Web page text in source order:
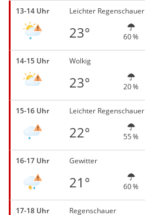
13-14 Uhr Leichter Regenschauer
23° 60 %
14-15 Uhr Wolkig
23° 20 %
15-16 Uhr Leichter Regenschauer
22° 55 %
16-17 Uhr Gewitter
21° 60 %
17-18 Uhr Regenschauer